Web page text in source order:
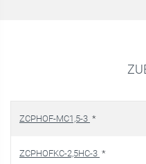
ZCPHOF-MC1,5-3 *
ZCPHOFKC-2,5HC-3 *